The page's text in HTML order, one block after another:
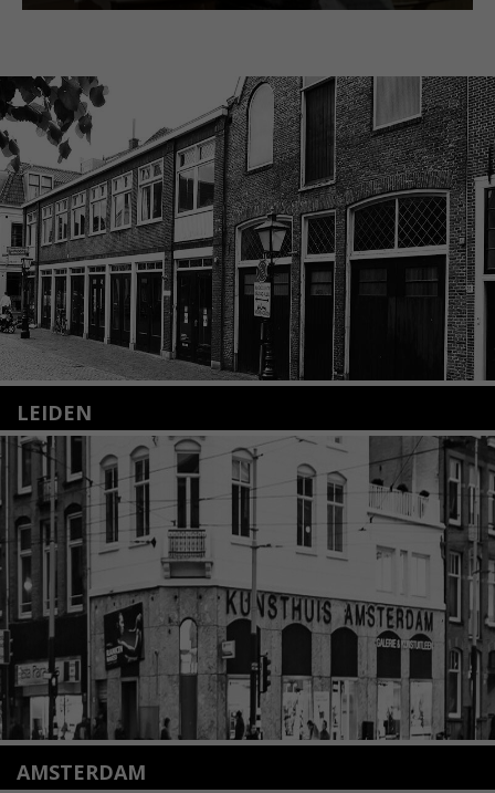
LEIDEN
Nieuwstraat 35
2312 KA Leiden
+31(0)71 – 52 84 480
info@kunsthuisleiden.nl
Lees meer
AMSTERDAM